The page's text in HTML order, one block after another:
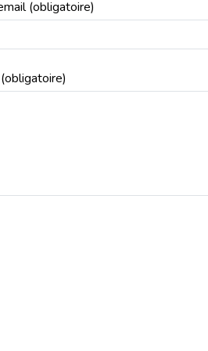
(obligatoire)
(obligatoire)